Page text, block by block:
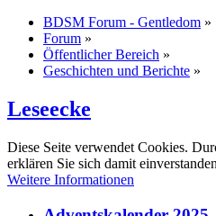
BDSM Forum - Gentledom »
Forum »
Öffentlicher Bereich »
Geschichten und Berichte »
Leseecke
Diese Seite verwendet Cookies.
erklären Sie sich damit
Weitere Informationen